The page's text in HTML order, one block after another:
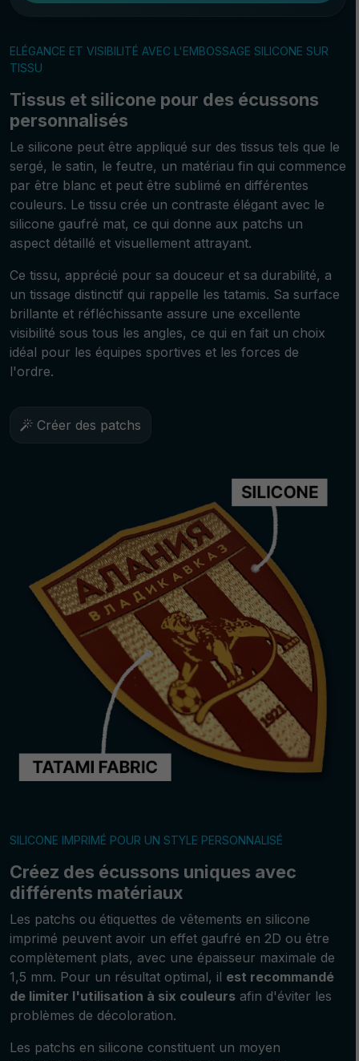
ELÉGANCE ET VISIBILITÉ AVEC L'EMBOSSAGE SILICONE SUR
TISSU
Tissus et silicone pour des écussons
personnalisés
Le silicone peut être appliqué sur des tissus tels que le
sergé, le satin, le feutre, un matériau fin qui commence
par être blanc et peut être sublimé en différentes
couleurs. Le tissu crée un contraste élégant avec le
silicone gaufré mat, ce qui donne aux patchs un
aspect détaillé et visuellement attrayant.
Ce tissu, apprécié pour sa douceur et sa durabilité, a
un tissage distinctif qui rappelle les tatamis. Sa surface
brillante et réfléchissante assure une excellente
visibilité sous tous les angles, ce qui en fait un choix
idéal pour les équipes sportives et les forces de
l'ordre.
Créer des patchs
SILICONE IMPRIMÉ POUR UN STYLE PERSONNALISÉ
Créez des écussons uniques avec
différents matériaux
Les patchs ou étiquettes de vêtements en silicone
imprimé peuvent avoir un effet gaufré en 2D ou être
complètement plats, avec une épaisseur maximale de
1,5 mm. Pour un résultat optimal, il est recommandé
de limiter l'utilisation à six couleurs afin d'éviter les
problèmes de décoloration.
Les patchs en silicone constituent un moyen